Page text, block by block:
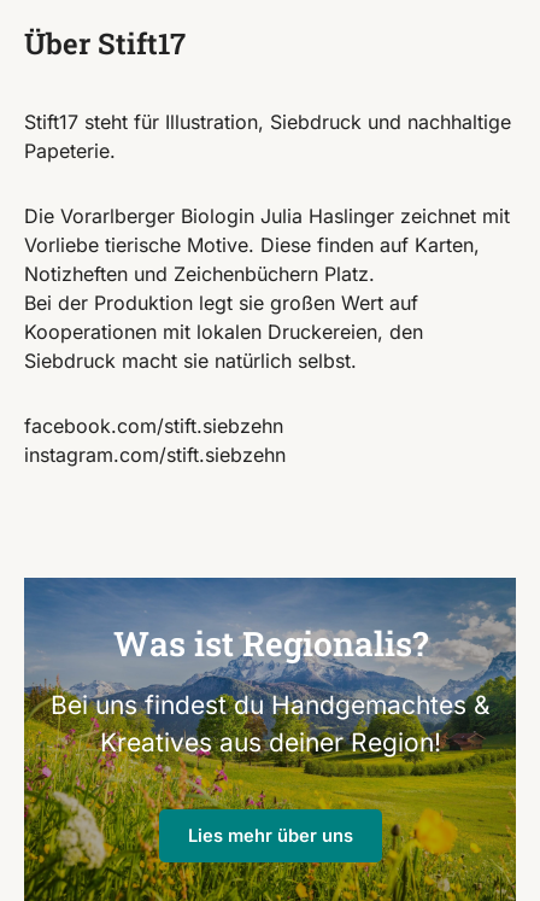
Über Stift17
Stift17 steht für Illustration, Siebdruck und nachhaltige
Papeterie.
Die Vorarlberger Biologin Julia Haslinger zeichnet mit
Vorliebe tierische Motive. Diese finden auf Karten,
Notizheften und Zeichenbüchern Platz.
Bei der Produktion legt sie großen Wert auf
Kooperationen mit lokalen Druckereien, den
Siebdruck macht sie natürlich selbst.
facebook.com/stift.siebzehn
instagram.com/stift.siebzehn
Was ist Regionalis?
Bei uns findest du Handgemachtes &
Kreatives aus deiner Region!
Lies mehr über uns